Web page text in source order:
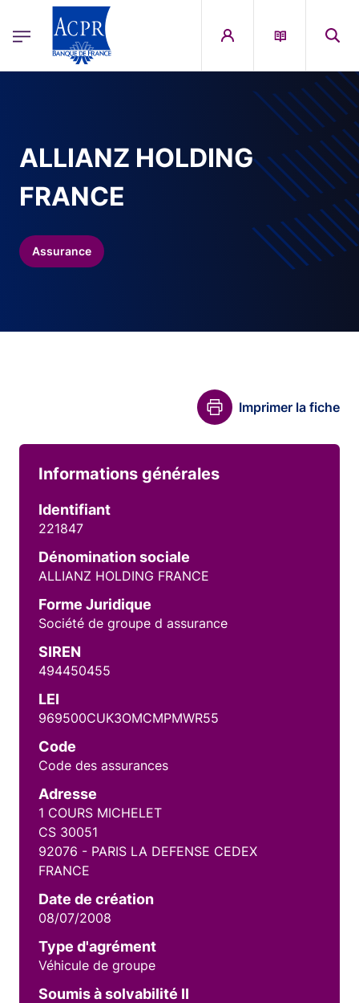
ACPR Menu Principal (French)
ALLIANZ HOLDING
FRANCE
Assurance
Imprimer la fiche
Informations générales
Identifiant
221847
Dénomination sociale
ALLIANZ HOLDING FRANCE
Forme Juridique
Société de groupe d assurance
SIREN
494450455
LEI
969500CUK3OMCMPMWR55
Code
Code des assurances
Adresse
1 COURS MICHELET
CS 30051
92076 - PARIS LA DEFENSE CEDEX
FRANCE
Date de création
08/07/2008
Type d'agrément
Véhicule de groupe
Soumis à solvabilité II